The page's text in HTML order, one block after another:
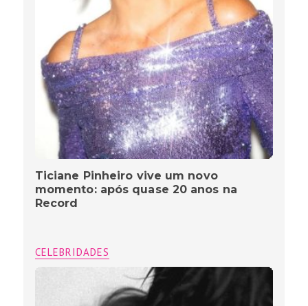
Ticiane Pinheiro vive um novo
momento: após quase 20 anos na
Record
CELEBRIDADES